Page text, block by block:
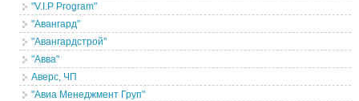
"V.I.P Program"
"Авангард"
"Авангардстрой"
"Авва"
Аверс, ЧП
"Авиа Менеджмент Груп"